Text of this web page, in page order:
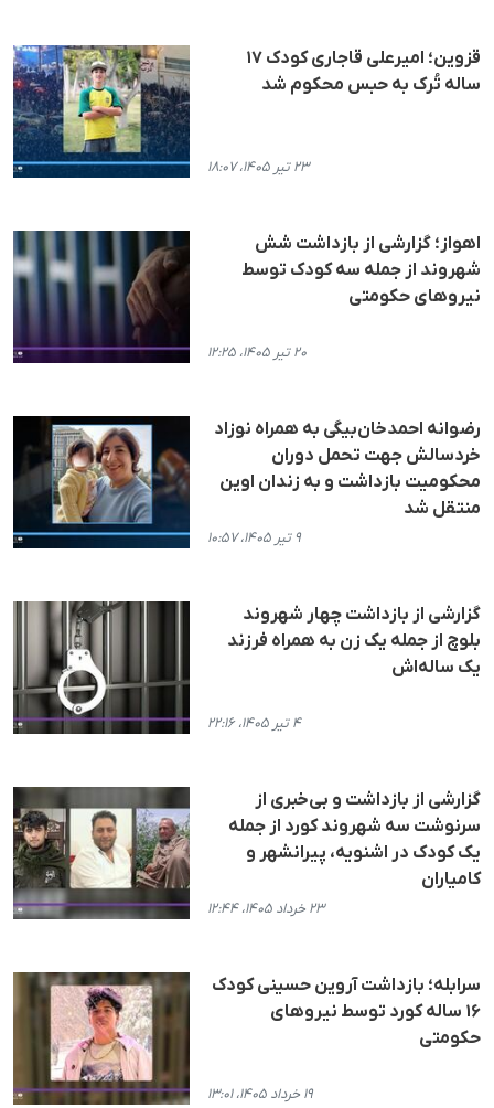
قزوین؛ امیرعلی قاجاری کودک ۱۷
ساله تُرک به حبس محکوم شد
۲۳ تیر ۱۴۰۵، ۱۸:۰۷
اهواز؛ گزارشی از بازداشت شش
شهروند از جمله سه کودک توسط
نیروهای حکومتی
۲۰ تیر ۱۴۰۵، ۱۲:۲۵
رضوانه احمدخان‌بیگی به همراه نوزاد
خردسالش جهت تحمل دوران
محکومیت بازداشت و به زندان اوین
منتقل شد
۹ تیر ۱۴۰۵، ۱۰:۵۷
گزارشی از بازداشت چهار شهروند
بلوچ از جمله یک زن به همراه فرزند
یک ساله‌اش
۴ تیر ۱۴۰۵، ۲۲:۱۶
گزارشی از بازداشت و بی‌خبری از
سرنوشت سه شهروند کورد از جمله
یک کودک در اشنویه، پیرانشهر و
کامیاران
۲۳ خرداد ۱۴۰۵، ۱۲:۴۴
سرابله؛ بازداشت آروین حسینی کودک
۱۶ ساله کورد توسط نیروهای
حکومتی
۱۹ خرداد ۱۴۰۵، ۱۳:۰۱